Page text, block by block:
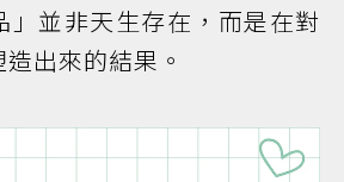
」並非天生存在，而是在對
出來的結果。